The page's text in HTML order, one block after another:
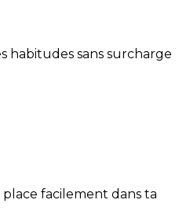
habitudes sans surcharge
facilement dans ta